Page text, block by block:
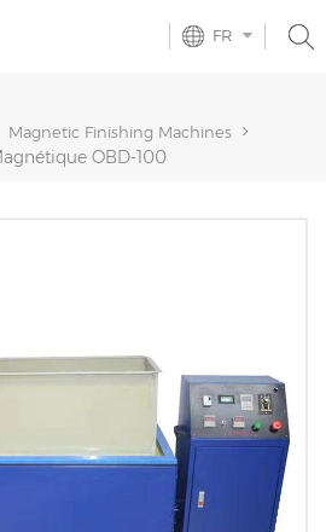
FR
Magnetic Finishing Machines
OBD-100